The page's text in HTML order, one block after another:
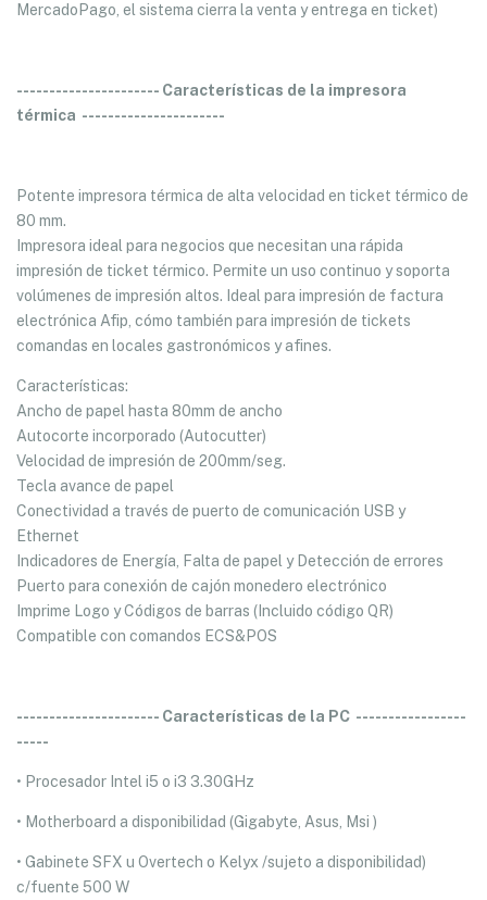
MercadoPago, el sistema cierra la venta y entrega en ticket)
---------------------- Características de la impresora
térmica ----------------------
Potente impresora térmica de alta velocidad en ticket térmico de
80 mm.
Impresora ideal para negocios que necesitan una rápida
impresión de ticket térmico. Permite un uso continuo y soporta
volúmenes de impresión altos. Ideal para impresión de factura
electrónica Afip, cómo también para impresión de tickets
comandas en locales gastronómicos y afines.
Características:
Ancho de papel hasta 80mm de ancho
Autocorte incorporado (Autocutter)
Velocidad de impresión de 200mm/seg.
Tecla avance de papel
Conectividad a través de puerto de comunicación USB y
Ethernet
Indicadores de Energía, Falta de papel y Detección de errores
Puerto para conexión de cajón monedero electrónico
Imprime Logo y Códigos de barras (Incluido código QR)
Compatible con comandos ECS&POS
---------------------- Características de la PC -----------------
-----
• Procesador Intel i5 o i3 3.30GHz
• Motherboard a disponibilidad (Gigabyte, Asus, Msi )
• Gabinete SFX u Overtech o Kelyx /sujeto a disponibilidad)
c/fuente 500 W